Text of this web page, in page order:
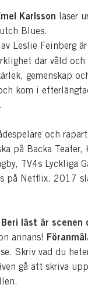
Karlsson läser
Blues.
Leslie Feinberg
där våld
gemenskap
kom i
och
på Backa Teater,
TV4s Lyckliga
på Netflix. 2017
läst är scenen
annans!
Skriv vad du
gå att skriva